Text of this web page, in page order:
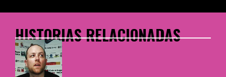
HISTORIAS RELACIONADAS